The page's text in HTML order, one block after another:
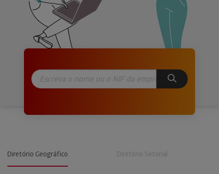
Diretório Geográfico Diretório Setorial